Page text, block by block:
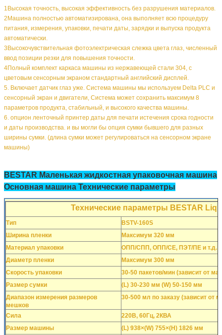
1Высокая точность, высокая эффективность без разрушения материалов.
2Машина полностью автоматизирована, она выполняет всю процедуру
питания, измерения, упаковки, печати даты, зарядки и выпуска продукта
автоматически.
3Высокочувствительная фотоэлектрическая слежка цвета глаз, численный
ввод позиции резки для повышения точности.
4Полный комплект каркаса машины из нержавеющей стали 304, с
цветовым сенсорным экраном стандартный английский дисплей.
5. Включает датчик глаз уже. Система машины мы используем Delta PLC и
сенсорный экран и двигатели, Система может сохранить максимум 8
параметров продукта, стабильный, и высокого качества машины.
6. опцион ленточный принтер даты для печати истечения срока годности
и даты производства. и вы могли бы опция сумки бывшего для разных
ширины сумки. (длина сумки может регулироваться на сенсорном экране
машины)
BESTAR Маленькая жидкостная упаковочная машина
Основная машина Технические параметры
Технические параметры BESTAR
Тип
BSTV-160S
Ширина пленки
Максимум 320 мм
Материал упаковки
ОПП/СПП, ОПП/СЕ, ПЭТ/ПЕ и т.д.
Диаметр пленки
Максимум 300 мм
Скорость упаковки
30-50 пакетов/мин (зависит от
Размер сумки
(L) 30-230 мм (W) 50-150 мм
Диапазон измерения размеров
мешков
30-500 мл по заказу (зависит от
Сила
220В, 60Гц, 2КВА
Размер машины
(L) 938×(W) 755×(H) 1826 мм